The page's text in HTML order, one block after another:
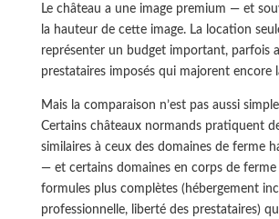
Le château a une image premium — et
la hauteur de cette image. La location
représenter un budget important, parfois
prestataires imposés qui majorent encore
Mais la comparaison n’est pas aussi
Certains châteaux normands pratiquent
similaires à ceux des domaines de ferme
— et certains domaines en corps de
formules plus complètes (hébergement
professionnelle, liberté des prestataires)